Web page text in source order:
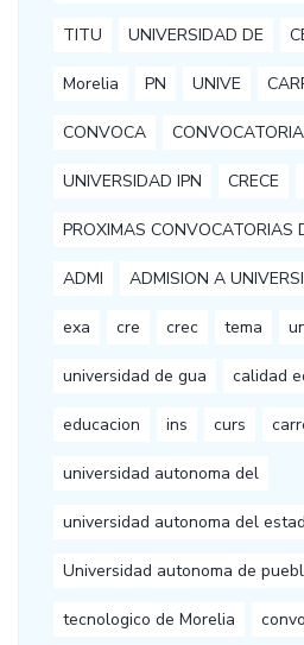
TITU UNIVERSIDAD DE
Morelia PN UNIVE
CONVOCA
UNIVERSIDAD IPN CRECE
PROXIMAS CONVOCATORIAS
ADMI ADMISION A
exa cre crec tema
universidad de gua calidad
educacion ins curs
universidad autonoma del
universidad autonoma del
Universidad autonoma de
tecnologico de Morelia